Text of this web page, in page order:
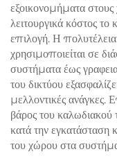
εξοικονομήματα στους
λειτουργικά κόστος το
επιλογή. Η
χρησιμοποιείται σε
συστήματα έως
του δικτύου
μελλοντικές ανάγκες.
βάρος του καλωδιακού
κατά την εγκατάσταση
του χώρου στα